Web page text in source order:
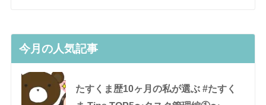
今月の人気記事
たすくま歴10ヶ月の私が選ぶ #たすく